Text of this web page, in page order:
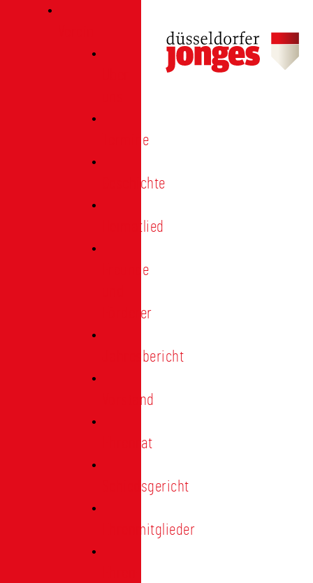
Termine
Geschichte
Heimatlied
Freunde
Förderer
Jahresbericht
Vorstand
Ehrenrat
Schiedsgericht
Ehrenmitglieder